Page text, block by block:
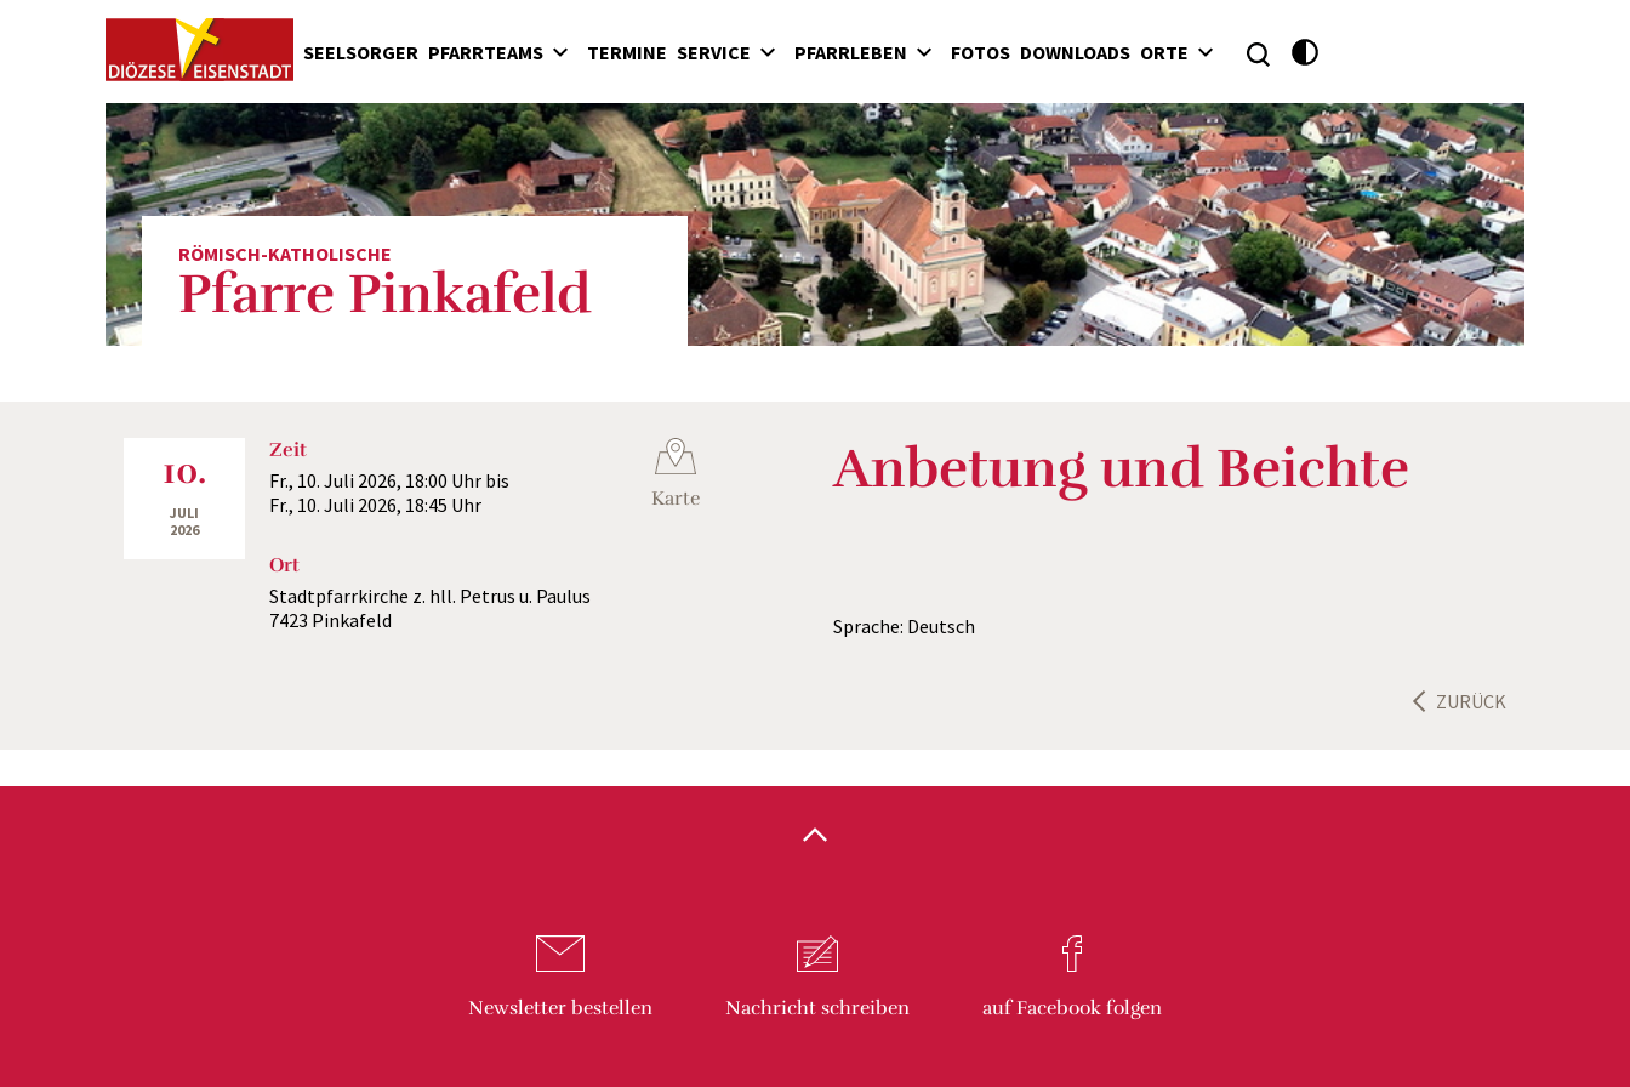
SEELSORGER PFARRTEAMS
Liturgische Dienste
Caritas
Kirchenreinigung
Kirchenschmuck
TERMINE SERVICE
Eintritt in die Kirche
Begräbnisse
PFARRLEBEN
Jugend
Erwachsene
Kirchenmusik
Glaube und Gebet
Geistliche Gemeinschaften
FOTOS DOWNLOADS ORTE
Pinkafeld
Riedlingsdorf
Sinnersdorf
Wiesfleck / Schreibersdorf
RÖMISCH-KATHOLISCHE
Pfarre Pinkafeld
10.
JULI
2026
Zeit
Fr., 10. Juli 2026, 18:00 Uhr bis
Fr., 10. Juli 2026, 18:45 Uhr
Ort
Stadtpfarrkirche z. hll. Petrus u. Paulus
7423 Pinkafeld
Karte Anbetung und Beichte
Sprache: Deutsch
ZURÜCK
Newsletter bestellen Nachricht schreiben auf Facebook folgen